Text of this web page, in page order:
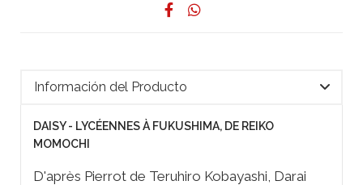
Información del Producto
DAISY - LYCÉENNES À FUKUSHIMA, DE REIKO
MOMOCHI
D'après Pierrot de Teruhiro Kobayashi, Darai